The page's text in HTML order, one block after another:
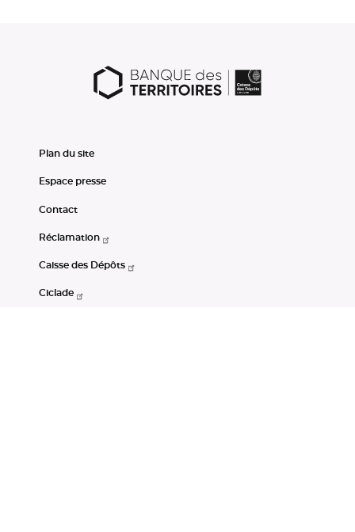
Plan du site
Espace presse
Contact
Réclamation
Caisse des Dépôts
Ciclade